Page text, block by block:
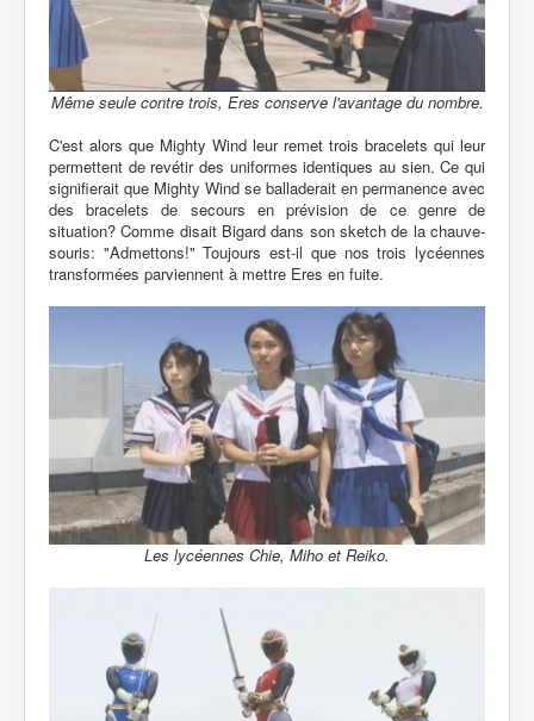
Même seule contre trois, Eres conserve l'avantage du nombre.
C'est alors que Mighty Wind leur remet trois bracelets qui leur
permettent de revétir des uniformes identiques au sien. Ce qui
signifierait que Mighty Wind se balladerait en permanence avec
des bracelets de secours en prévision de ce genre de
situation? Comme disait Bigard dans son sketch de la chauve-
souris: "Admettons!" Toujours est-il que nos trois lycéennes
transformées parviennent à mettre Eres en fuite.
Les lycéennes Chie, Miho et Reiko.